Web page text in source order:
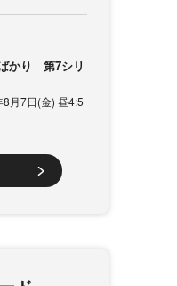
かり 第7シリ
8月7日(金) 昼4:5